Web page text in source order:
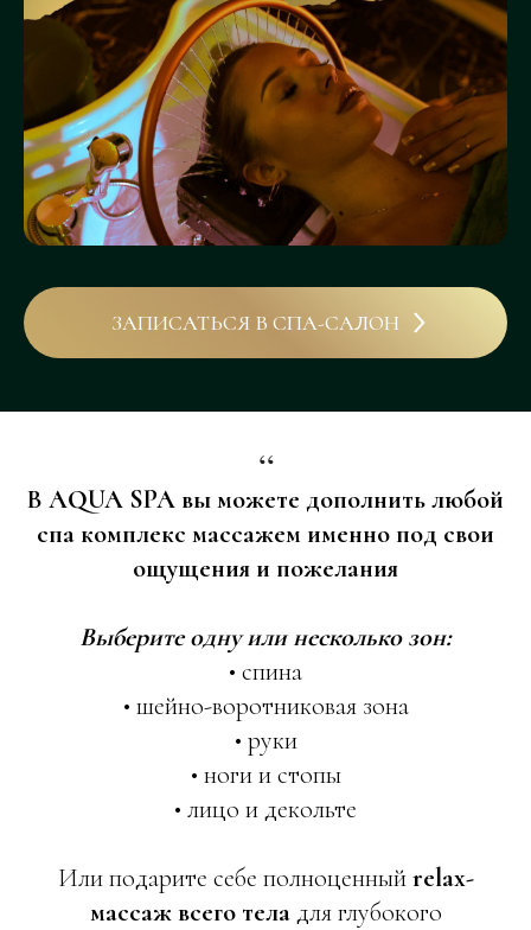
ЗАПИСАТЬСЯ В СПА-САЛОН
“
В AQUA SPA вы можете дополнить любой
спа комплекс массажем именно под свои
ощущения и пожелания
Выберите одну или несколько зон:
• спина
• шейно-воротниковая зона
• руки
• ноги и стопы
• лицо и декольте
Или подарите себе полноценныйrelax-
массаж всего теладля глубокого